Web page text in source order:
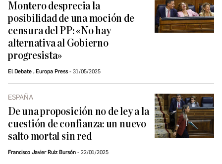
Montero desprecia la
posibilidad de una moción de
censura del PP: «No hay
alternativa al Gobierno
progresista»
El Debate , Europa Press 31/05/2025
ESPAÑA
De una proposición no de ley a la
cuestión de confianza: un nuevo
salto mortal sin red
Francisco Javier Ruiz Bursón 22/01/2025